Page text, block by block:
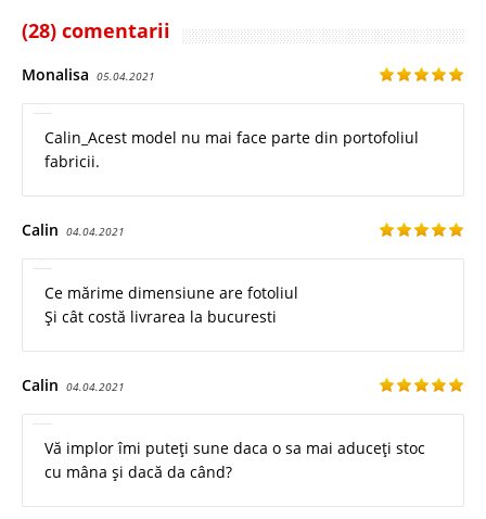
(28) comentarii
Monalisa 05.04.2021
Calin_Acest model nu mai face parte din portofoliul
fabricii.
Calin 04.04.2021
Ce mărime dimensiune are fotoliul
Și cât costă livrarea la bucuresti
Calin 04.04.2021
Vă implor îmi puteți sune daca o sa mai aduceți stoc
cu mâna și dacă da când?